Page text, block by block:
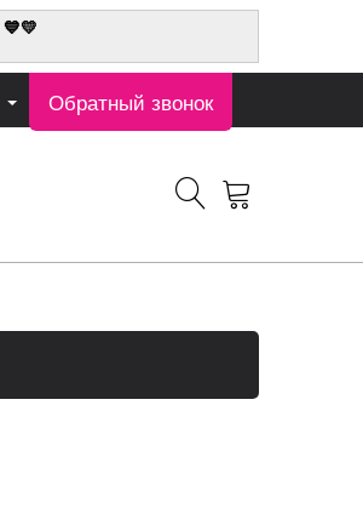
💙💛
Обратный звонок